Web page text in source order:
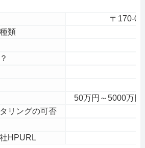
〒170-
類
50万円～5000万
リングの可否
HPURL